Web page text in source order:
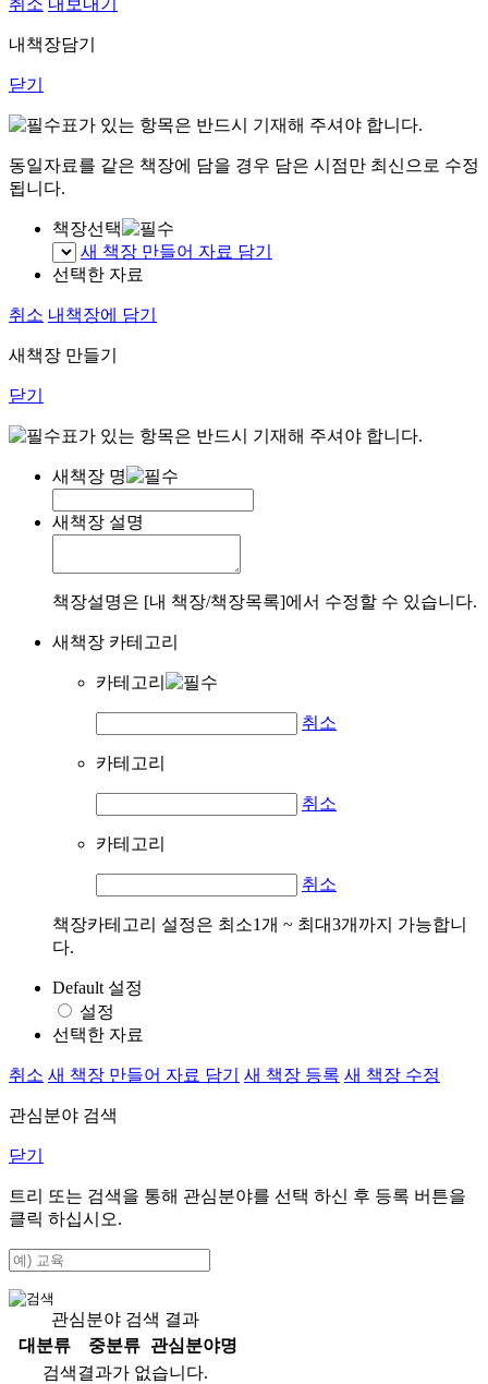
취소 내보내기
내책장담기
닫기
표가 있는 항목은 반드시 기재해 주셔야 합니다.
동일자료를 같은 책장에 담을 경우 담은 시점만 최신으로 수정
됩니다.
책장선택
새 책장 만들어 자료 담기
선택한 자료
취소 내책장에 담기
새책장 만들기
닫기
표가 있는 항목은 반드시 기재해 주셔야 합니다.
새책장 명
새책장 설명
책장설명은 [내 책장/책장목록]에서 수정할 수 있습니다.
새책장 카테고리
카테고리
취소
카테고리
취소
카테고리
취소
책장카테고리 설정은 최소1개 ~ 최대3개까지 가능합니
다.
Default 설정
설정
선택한 자료
취소 새 책장 만들어 자료 담기 새 책장 등록 새 책장 수정
관심분야 검색
닫기
트리 또는 검색을 통해 관심분야를 선택 하신 후 등록 버튼을
클릭 하십시오.
관심분야 검색 결과
대분류
중분류
관심분야명
검색결과가 없습니다.